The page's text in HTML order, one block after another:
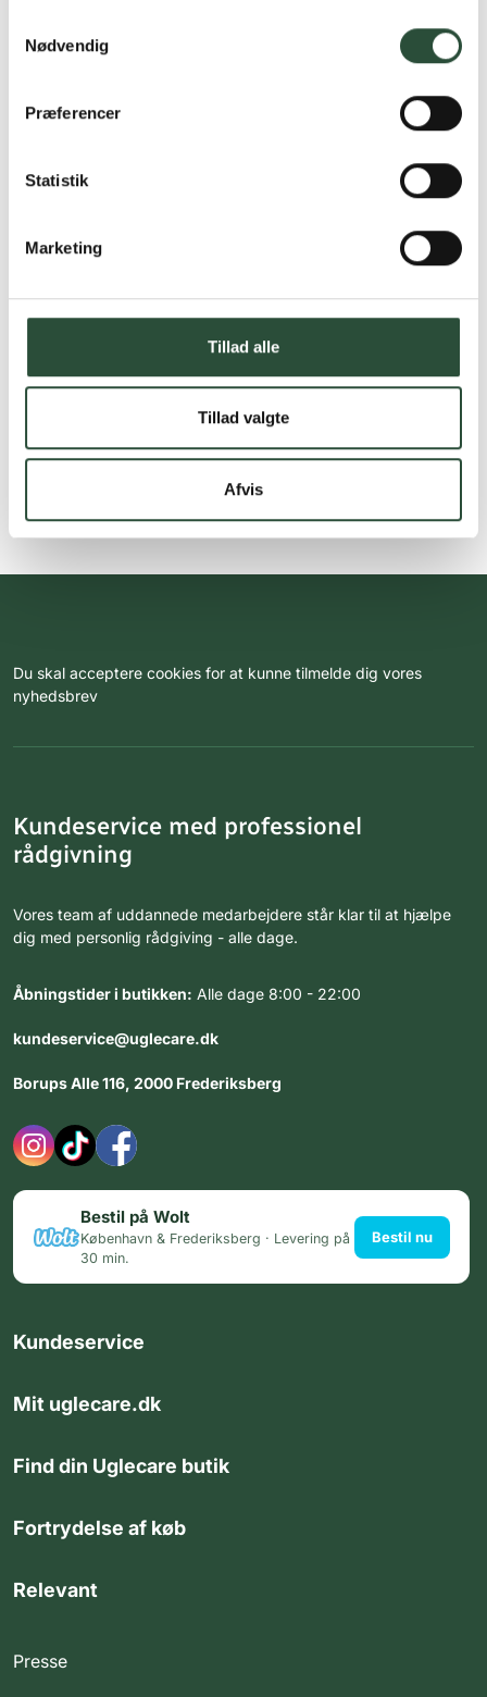
Nødvendig
Præferencer
Statistik
Marketing
Tillad alle
Tillad valgte
Afvis
Du skal acceptere cookies for at kunne tilmelde dig vores
nyhedsbrev
Kundeservice med professionel
rådgivning
Vores team af uddannede medarbejdere står klar til at hjælpe
dig med personlig rådgiving - alle dage.
Åbningstider i butikken: Alle dage 8:00 - 22:00
kundeservice@uglecare.dk
Borups Alle 116, 2000 Frederiksberg
Bestil på Wolt
København & Frederiksberg · Levering på
30 min.
Bestil nu
Kundeservice
Mit uglecare.dk
Find din Uglecare butik
Fortrydelse af køb
Relevant
Presse